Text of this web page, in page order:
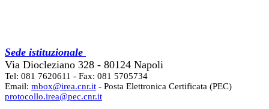
Sede istituzionale
Via Diocleziano 328 - 80124 Napoli
Tel: 081 7620611 - Fax: 081 5705734
Email: mbox@irea.cnr.it - Posta Elettronica Certificata (PEC)
protocollo.irea@pec.cnr.it